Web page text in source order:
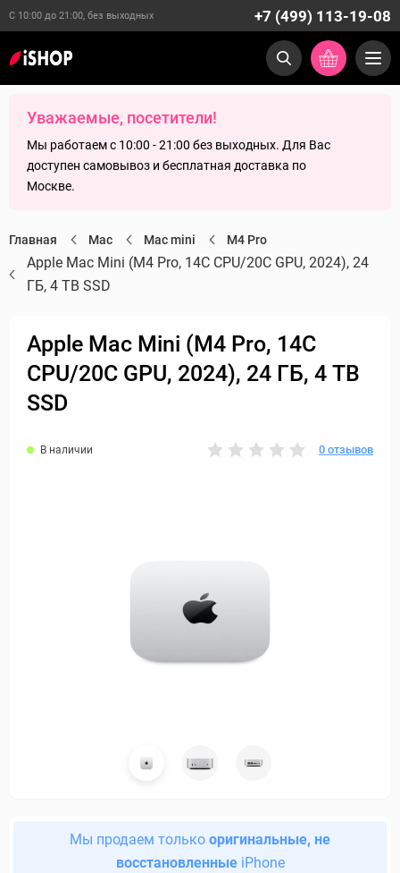
С 10:00 до 21:00, без выходных +7 (499) 113-19-08
Уважаемые, посетители!
Мы работаем с 10:00 - 21:00 без выходных. Для Вас
доступен самовывоз и бесплатная доставка по
Москве.
Главная Mac Mac mini M4 Pro
Apple Mac Mini (M4 Pro, 14C CPU/20C GPU, 2024), 24
ГБ, 4 TB SSD
Apple Mac Mini (M4 Pro, 14C
CPU/20C GPU, 2024), 24 ГБ, 4 TB
SSD
В наличии 0 отзывов
Мы продаем только оригинальные, не
восстановленныеiPhone